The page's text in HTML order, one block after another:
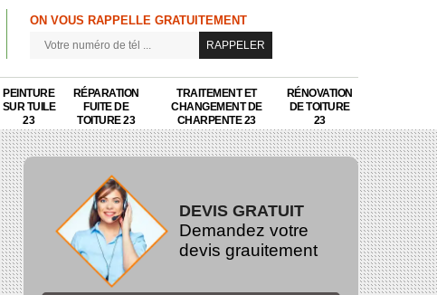
ON VOUS RAPPELLE GRATUITEMENT
PEINTURE
SUR TUILE
23
RÉPARATION
FUITE DE
TOITURE 23
TRAITEMENT ET
CHANGEMENT DE
CHARPENTE 23
RÉNOVATION
DE TOITURE
23
DEVIS GRATUIT
Demandez votre
devis grauitement